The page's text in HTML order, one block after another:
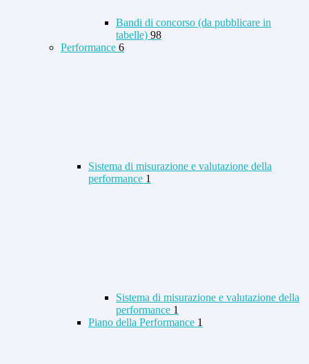
Bandi di concorso (da pubblicare in
tabelle) 98
Performance 6
Sistema di misurazione e valutazione della
performance 1
Sistema di misurazione e valutazione della
performance 1
Piano della Performance 1